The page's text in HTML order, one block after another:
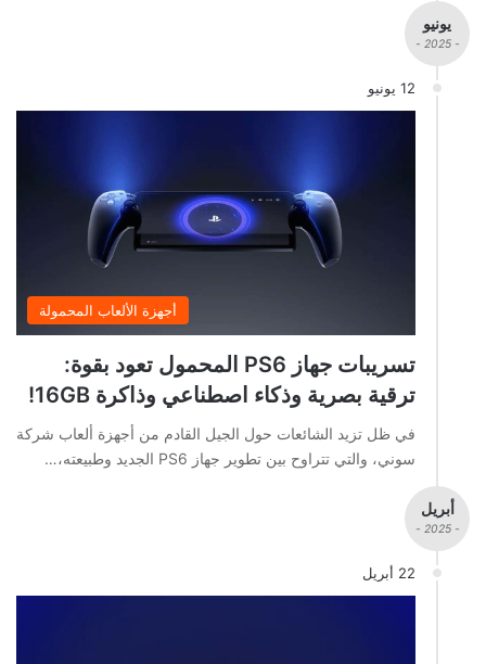
يونيو
- 2025 -
12 يونيو
أجهزة الألعاب المحمولة
تسريبات جهاز PS6 المحمول تعود بقوة:
ترقية بصرية وذكاء اصطناعي وذاكرة 16GB!
في ظل تزيد الشائعات حول الجيل القادم من أجهزة ألعاب شركة
سوني، والتي تتراوح بين تطوير جهاز PS6 الجديد وطبيعته،…
أبريل
- 2025 -
22 أبريل